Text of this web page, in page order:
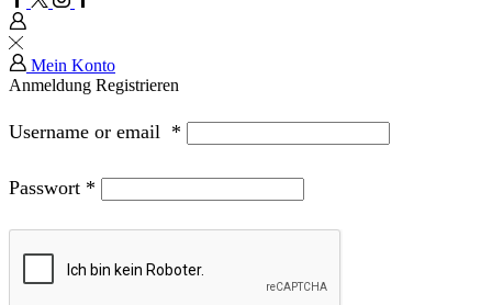
Mein Konto
Anmeldung Registrieren
Username or email *
Passwort *